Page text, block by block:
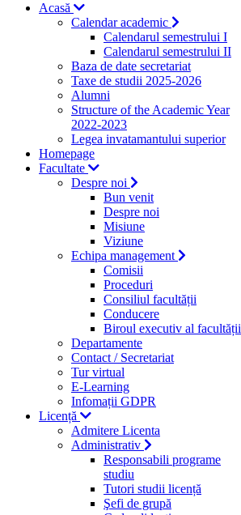
Acasă
Calendar academic
Calendarul semestrului I
Calendarul semestrului II
Baza de date secretariat
Taxe de studii 2025-2026
Alumni
Structure of the Academic Year
2022-2023
Legea invatamantului superior
Homepage
Facultate
Despre noi
Bun venit
Despre noi
Misiune
Viziune
Echipa management
Comisii
Proceduri
Consiliul facultății
Conducere
Biroul executiv al facultății
Departamente
Contact / Secretariat
Tur virtual
E-Learning
Infomații GDPR
Licență
Admitere Licenta
Administrativ
Responsabili programe
studiu
Tutori studii licență
Şefi de grupă